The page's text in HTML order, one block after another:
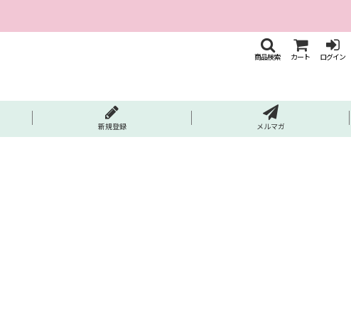
商品検索 カート ログイン
新規登録 メルマガ